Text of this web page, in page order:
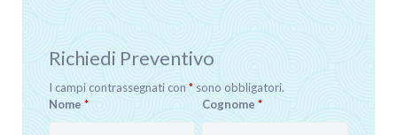
Richiedi Preventivo
I campi contrassegnati con * sono obbligatori.
Nome * Cognome*